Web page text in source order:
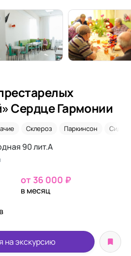
Сердце Гармонии
Склероз Паркинсон
90 лит.А
от 36 000 ₽
в месяц
на экскурсию